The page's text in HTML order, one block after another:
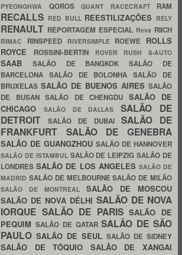
PYEONGHWA QOROS QUANT RACECRAFT RAM
RECALLS RED BULL REESTILIZAÇÕES RELY
RENAULT REPORTAGEM ESPECIAL Reva RIICH
RIMAC RINSPEED RIVERSIMPLE ROEWE ROLLS
ROYCE
ROSSINI-BERTIN ROVER RUSH S-AUTO
SAAB SALÃO DE BANGKOKSALÃO DE
BARCELONA SALÃO DE BOLONHASALÃO DE
BRUXELAS SALÃO DE BUENOS AIRES SALÃO
DE BUSAN SALÃO DE CHENGDU SALÃO DE
CHICAGO
SALÃO DE DALLASSALÃO DE
DETROIT
SALÃO DE DUBAI SALÃO DE
FRANKFURT SALÃO DE GENEBRA
SALÃO DE GUANGZHOU SALÃO DE HANNOVER
SALÃO DE ISTAMBUL SALÃO DE LEIPZIGSALÃO DE
LONDRESSALÃO DE LOS ANGELES SALÃO DE
MADRID SALÃO DE MELBOURNESALÃO DE MILÃO
SALÃO DE MONTREAL SALÃO DE MOSCOU
SALÃO DE NOVA DÉLHI SALÃO DE NOVA
IORQUE SALÃO DE PARISSALÃO DE
PEQUIM SALÃO DE QATARSALÃO DE SÃO
PAULO SALÃO DE SEUL SALÃO DE SIDNEY
SALÃO DE TÓQUIO SALÃO DE XANGAI